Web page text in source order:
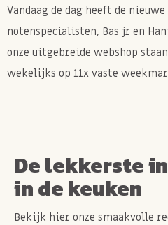
Vandaag de dag heeft de
notenspecialisten, Bas jr en
onze uitgebreide webshop
wekelijks op 11x vaste
De lekkerste
in de keuken
Bekijk hier onze smaakvolle